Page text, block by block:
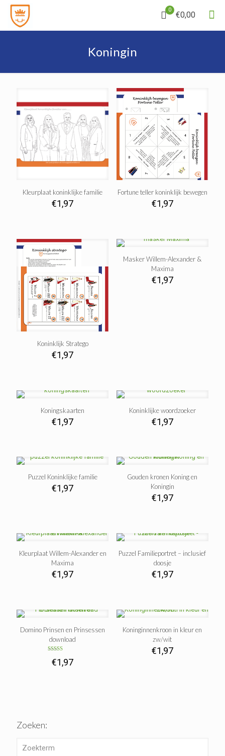
0
€0,00
Koningin
Kleurplaat koninklijke familie
€1,97
Fortune teller koninklijk bewegen
€1,97
Koninklijk Stratego
€1,97
Masker Willem-Alexander &
Maxima
€1,97
Koningskaarten
€1,97
Koninklijke woordzoeker
€1,97
Puzzel Koninklijke familie
€1,97
Gouden kronen Koning en
Koningin
€1,97
Kleurplaat Willem-Alexander en
Maxima
€1,97
Puzzel Familieportret – inclusief
doosje
€1,97
Domino Prinsen en Prinsessen
download
5.00
uit 5
€1,97
Koninginnenkroon in kleur en
zw/wit
€1,97
Zoeken: